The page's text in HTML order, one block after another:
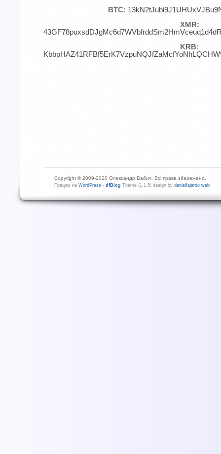
BTC:
XMR:
KRB:
Copyright © 2009-2020 Олександр Бабич. Всі права збережено.
Працює на WordPress - dfBlog Theme (1.1.5) design by danielfajardo web